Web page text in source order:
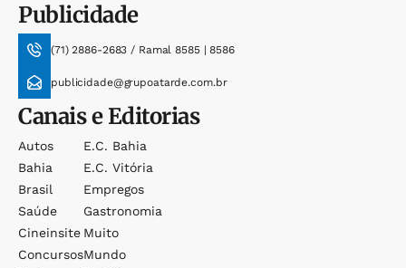
Publicidade
(71) 2886-2683 / Ramal 8585 | 8586
publicidade@grupoatarde.com.br
Canais e Editorias
Autos
Bahia
Brasil
Saúde
Cineinsite
Concursos
E.c. Bahia
E.c. Vitória
Empregos
Gastronomia
Muito
Mundo